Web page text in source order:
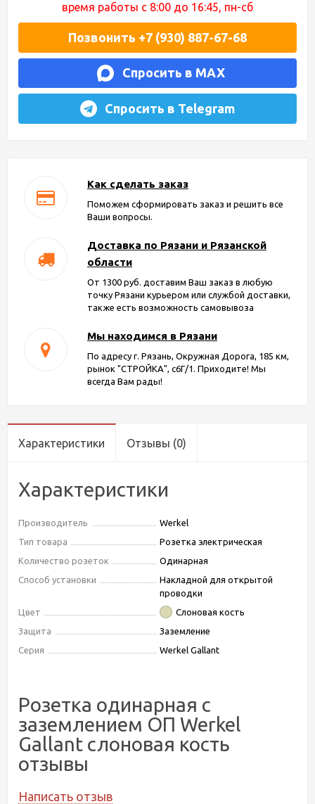
время работы с 8:00 до 16:45, пн-сб
Позвонить +7 (930) 887-67-68
Спросить в MAX
Спросить в Telegram
Как сделать заказ
Поможем сформировать заказ и решить все
Ваши вопросы.
Доставка по Рязани и Рязанской
области
От 1300 руб. доставим Ваш заказ в любую
точку Рязани курьером или службой доставки,
также есть возможность самовывоза
Мы находимся в Рязани
По адресу г. Рязань, Окружная Дорога, 185 км,
рынок "СТРОЙКА", с6Г/1. Приходите! Мы
всегда Вам рады!
Характеристики Отзывы (0)
Характеристики
Производитель
Werkel
Тип товара
Розетка электрическая
Количество розеток
Одинарная
Способ установки
Накладной для открытой
проводки
Цвет
Слоновая кость
Защита
Заземление
Серия
Werkel Gallant
Розетка одинарная с
заземлением ОП Werkel
Gallant слоновая кость
отзывы
Написать отзыв